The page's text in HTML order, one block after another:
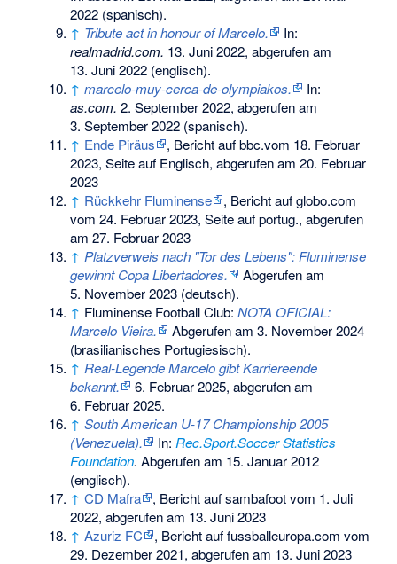
2022 (spanisch).
↑ Tribute act in honour of Marcelo.
In:
realmadrid.com. 13. Juni 2022, abgerufen am
13. Juni 2022 (englisch).
↑ marcelo-muy-cerca-de-olympiakos.
In:
as.com. 2. September 2022, abgerufen am
3. September 2022 (spanisch).
↑ Ende Piräus
, Bericht auf bbc.vom 18. Februar
2023, Seite auf Englisch, abgerufen am 20. Februar
2023
↑ Rückkehr Fluminense
, Bericht auf globo.com
vom 24. Februar 2023, Seite auf portug., abgerufen
am 27. Februar 2023
↑ Platzverweis nach "Tor des Lebens": Fluminense
gewinnt Copa Libertadores.
Abgerufen am
5. November 2023 (deutsch).
↑ Fluminense Football Club:NOTA OFICIAL:
Marcelo Vieira.
Abgerufen am 3. November 2024
(brasilianisches Portugiesisch).
↑ Real-Legende Marcelo gibt Karriereende
bekannt.
6. Februar 2025, abgerufen am
6. Februar 2025.
↑ South American U-17 Championship 2005
(Venezuela).
In: Rec.Sport.Soccer Statistics
Foundation. Abgerufen am 15. Januar 2012
(englisch).
↑ CD Mafra
, Bericht auf sambafoot vom 1. Juli
2022, abgerufen am 13. Juni 2023
↑ Azuriz FC
, Bericht auf fussballeuropa.com vom
29. Dezember 2021, abgerufen am 13. Juni 2023